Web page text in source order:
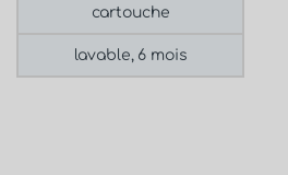
cartouche
lavable, 6 mois